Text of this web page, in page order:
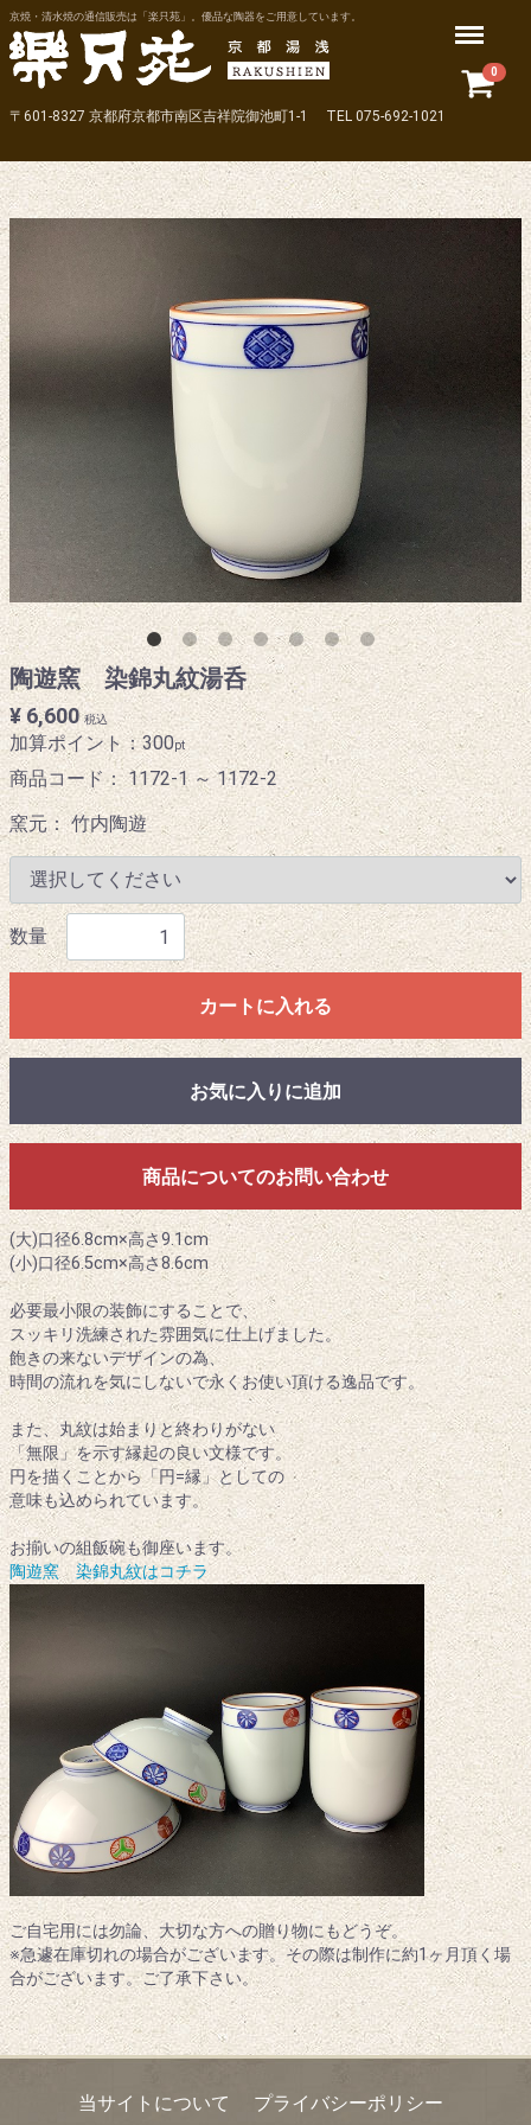
京焼・清水焼の通信販売は「楽只苑」。優品な陶器をご用意しています。
〒601-8327 京都府京都市南区吉祥院御池町1-1 TEL 075-692-1021
0
Menu
陶遊窯 染錦丸紋湯呑
¥ 6,600 税込
加算ポイント：300pt
商品コード：1172-1 ～ 1172-2
窯元： 竹内陶遊
数量
カートに入れる
お気に入りに追加
商品についてのお問い合わせ
(大)口径6.8cm×高さ9.1cm
(小)口径6.5cm×高さ8.6cm
必要最小限の装飾にすることで、
スッキリ洗練された雰囲気に仕上げました。
飽きの来ないデザインの為、
時間の流れを気にしないで永くお使い頂ける逸品です。
また、丸紋は始まりと終わりがない
「無限」を示す縁起の良い文様です。
円を描くことから「円=縁」としての
意味も込められています。
お揃いの組飯碗も御座います。
陶遊窯 染錦丸紋はコチラ
ご自宅用には勿論、大切な方への贈り物にもどうぞ。
※急遽在庫切れの場合がございます。その際は制作に約1ヶ月頂く場
合がございます。ご了承下さい。
当サイトについて プライバシーポリシー